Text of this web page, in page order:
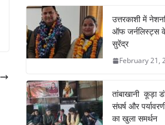
e
b
o
o
k
er s
A
p
e
उत्तरकाशी में
ऑफ जर्नलिस्ट्स
सुरेंद्र
February 21,
तांबाखानी कूड़ा
संघर्ष और
का खुला समर्थन